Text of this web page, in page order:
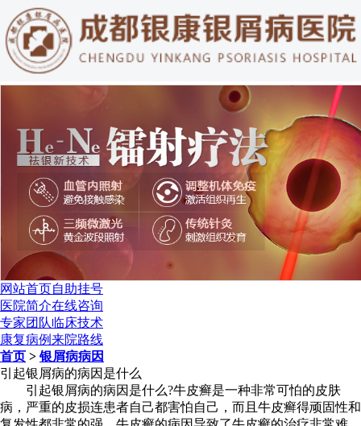
网站首页自助挂号
医院简介在线咨询
专家团队临床技术
康复病例来院路线
首页 >银屑病病因
引起银屑病的病因是什么
引起银屑病的病因是什么?牛皮癣是一种非常可怕的皮肤
病，严重的皮损连患者自己都害怕自己，而且牛皮癣得顽固性和